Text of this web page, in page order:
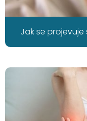
Jak se